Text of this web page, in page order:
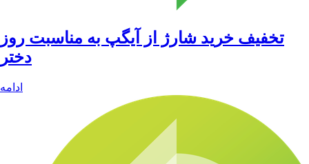
تخفیف خرید شارژ از آیگپ به مناسبت روز
دختر
ادامه